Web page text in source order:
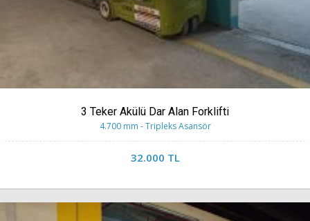
3 Teker Akülü Dar Alan Forklifti
4.700 mm - Tripleks Asansör
32.000 TL